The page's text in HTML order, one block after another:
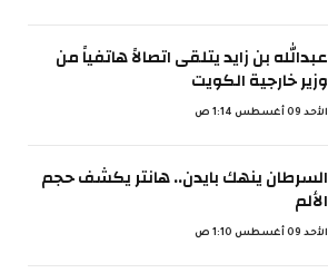
عبدالله بن زايد يتلقى اتصالاً هاتفياً من
وزير خارجية الكويت
الأحد 09 أغسطس 1:14 ص
السرطان ينهك بايدن.. هانتر يكشف حجم
الألم
الأحد 09 أغسطس 1:10 ص